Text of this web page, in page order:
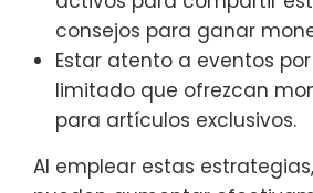
consejos para ganar
Estar atento a eventos
limitado que ofrezcan
para artículos exclusivos.
Al emplear estas